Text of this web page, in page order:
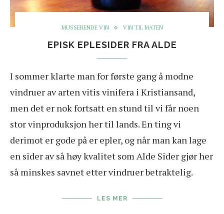
MUSSERENDE VIN VIN TIL MATEN
EPISK EPLESIDER FRA ALDE
I sommer klarte man for første gang å modne
vindruer av arten vitis vinifera i Kristiansand,
men det er nok fortsatt en stund til vi får noen
stor vinproduksjon her til lands. En ting vi
derimot er gode på er epler, og når man kan lage
en sider av så høy kvalitet som Alde Sider gjør her
så minskes savnet etter vindruer betraktelig.
LES MER